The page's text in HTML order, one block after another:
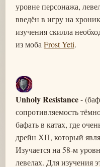
уровне персонажа,
введён в игру на
изучения скилла
из моба Frost Yeti.
Unholy Resistance-
сопротивляемость
бафать в катах, где
дрейн ХП, который
Изучается на 58-м
левелах. Для изучения